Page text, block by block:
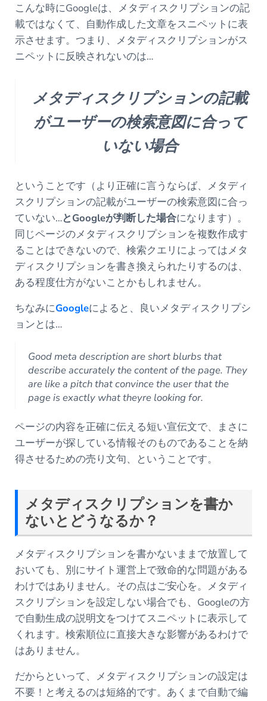
こんな時にGoogleは、メタディスクリプションの記
載ではなくて、自動作成した文章をスニペットに表
示させます。つまり、メタディスクリプションがス
ニペットに反映されないのは…
メタディスクリプションの記載
がユーザーの検索意図に合って
いない場合
ということです（より正確に言うならば、メタディ
スクリプションの記載がユーザーの検索意図に合っ
ていない…とGoogleが判断した場合になります）。
同じページのメタディスクリプションを複数作成す
ることはできないので、検索クエリによってはメタ
ディスクリプションを書き換えられたりするのは、
ある程度仕方がないことかもしれません。
ちなみにGoogleによると、良いメタディスクリプシ
ョンとは…
Good meta description are short blurbs that
describe accurately the content of the page. They
are like a pitch that convince the user that the
page is exactly what theyre looking for.
ページの内容を正確に伝える短い宣伝文で、まさに
ユーザーが探している情報そのものであることを納
得させるための売り文句、ということです。
メタディスクリプションを書か
ないとどうなるか？
メタディスクリプションを書かないままで放置して
おいても、別にサイト運営上で致命的な問題がある
わけではありません。その点はご安心を。メタディ
スクリプションを設定しない場合でも、Googleの方
で自動生成の説明文をつけてスニペットに表示して
くれます。検索順位に直接大きな影響があるわけで
はありません。
だからといって、メタディスクリプションの設定は
不要！と考えるのは短絡的です。あくまで自動で編